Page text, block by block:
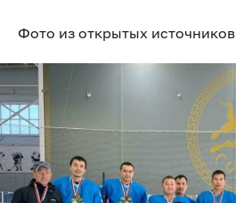
Фото из открытых источников